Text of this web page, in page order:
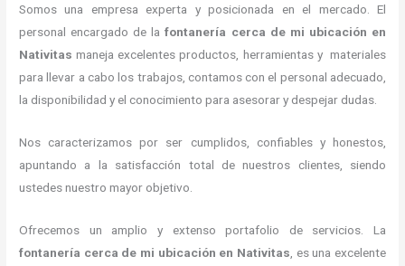
Somos una empresa experta y posicionada en el mercado. El
personal encargado de la fontanería cerca de mi ubicación en
Nativitas maneja excelentes productos, herramientas y materiales
para llevar a cabo los trabajos, contamos con el personal adecuado,
la disponibilidad y el conocimiento para asesorar y despejar dudas.
Nos caracterizamos por ser cumplidos, confiables y honestos,
apuntando a la satisfacción total de nuestros clientes, siendo
ustedes nuestro mayor objetivo.
Ofrecemos un amplio y extenso portafolio de servicios. La
fontanería cerca de mi ubicación en Nativitas , es una excelente